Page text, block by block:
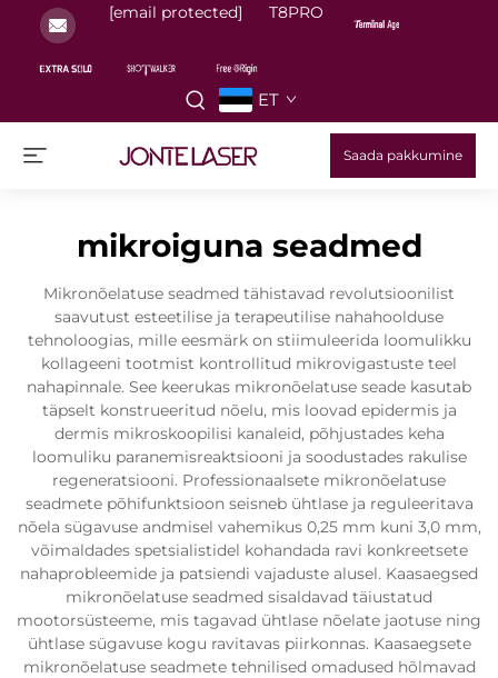
[email protected] T8PRO
ET
Saada pakkumine
mikroiguna seadmed
Mikronõelatuse seadmed tähistavad revolutsioonilist
saavutust esteetilise ja terapeutilise nahahoolduse
tehnoloogias, mille eesmärk on stiimuleerida loomulikku
kollageeni tootmist kontrollitud mikrovigastuste teel
nahapinnale. See keerukas mikronõelatuse seade kasutab
täpselt konstrueeritud nõelu, mis loovad epidermis ja
dermis mikroskoopilisi kanaleid, põhjustades keha
loomuliku paranemisreaktsiooni ja soodustades rakulise
regeneratsiooni. Professionaalsete mikronõelatuse
seadmete põhifunktsioon seisneb ühtlase ja reguleeritava
nõela sügavuse andmisel vahemikus 0,25 mm kuni 3,0 mm,
võimaldades spetsialistidel kohandada ravi konkreetsete
nahaprobleemide ja patsiendi vajaduste alusel. Kaasaegsed
mikronõelatuse seadmed sisaldavad täiustatud
mootorsüsteeme, mis tagavad ühtlase nõelate jaotuse ning
ühtlase sügavuse kogu ravitavas piirkonnas. Kaasaegsete
mikronõelatuse seadmete tehnilised omadused hõlmavad